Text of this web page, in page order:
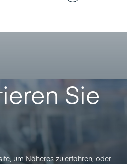
Sie
um Näheres zu erfahren, oder